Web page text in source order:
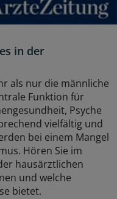
in der
als nur die männliche
Funktion für
Psyche
vielfältig und
bei einem Mangel
Hören Sie im
hausärztlichen
und welche
bietet.